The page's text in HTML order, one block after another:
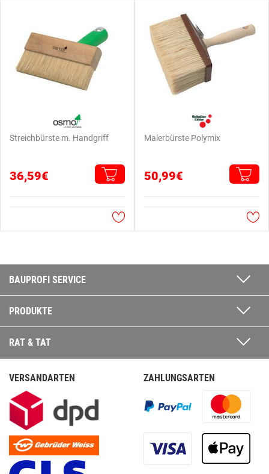
Streichbürste m. Handgriff
36,59€
Malerbürste Polymix
50,99€
BAUPROFI SERVICE
PRODUKTE
RAT & TAT
VERSANDARTEN ZAHLUNGSARTEN